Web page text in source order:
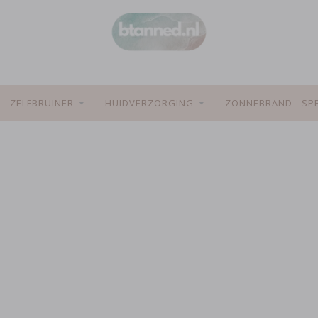
ZELFBRUINER HUIDVERZORGING ZONNEBRAND - SPF